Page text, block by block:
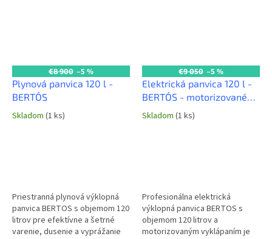
€8 900 –5 %
Plynová panvica 120 l -
BERTO´S
Skladom (1 ks)
Priestranná plynová výklopná
panvica BERTOS s objemom 120
litrov pre efektívne a šetrné
varenie, dusenie a vyprážanie
€9 050 –5 %
Elektrická panvica 120 l -
BERTO´S - motorizované
vyklapanie
Skladom (1 ks)
Profesionálna elektrická
výklopná panvica BERTOS s
objemom 120 litrov a
motorizovaným vyklápaním je